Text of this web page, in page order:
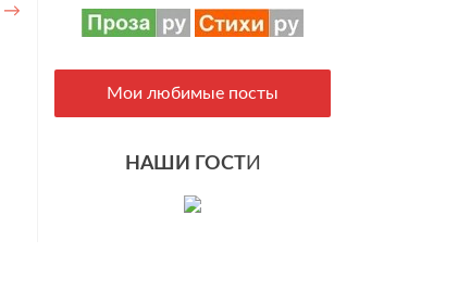
→
Мои любимые посты
НАШИ ГОСТИ